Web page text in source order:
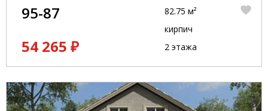
95-87
54 265 ₽
82.75 м²
кирпич
2 этажа